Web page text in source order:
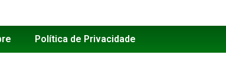
Política de Privacidade